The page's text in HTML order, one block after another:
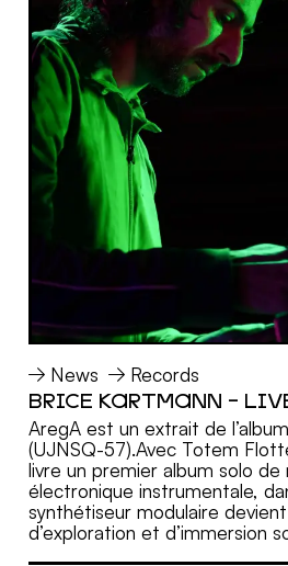
MORE
News Records
BRICE KARTMANN -
AregA est un extrait de
(UJNSQ-57).Avec Totem
livre un premier album solo de
électronique instrumentale,
synthétiseur modulaire
d’exploration et d’immersion